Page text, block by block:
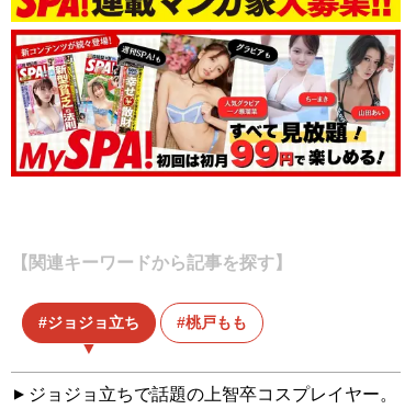
【関連キーワードから記事を探す】
ジョジョ立ち 桃戸もも
ジョジョ立ちで話題の上智卒コスプレイヤー。